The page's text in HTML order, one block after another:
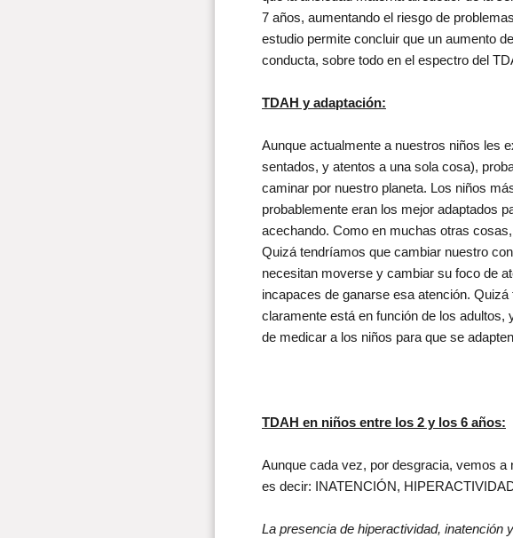
7 años, aumentando el riesgo de
estudio permite concluir que un aumento
conducta, sobre todo en el espectro del
TDAH y adaptación:
Aunque actualmente a nuestros niños les
sentados, y atentos a una sola cosa),
caminar por nuestro planeta. Los niños
probablemente eran los mejor adaptados
acechando. Como en muchas otras
Quizá tendríamos que cambiar nuestro
necesitan moverse y cambiar su foco de
incapaces de ganarse esa atención.
claramente está en función de los
de medicar a los niños para que se
TDAH en niños entre los 2 y los 6 años:
Aunque cada vez, por desgracia, vemos
es decir: INATENCIÓN,
La presencia de hiperactividad, inatención